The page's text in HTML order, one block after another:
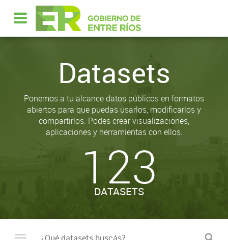
Datasets
Ponemos a tu alcance datos públicos en formatos
abiertos para que puedas usarlos, modificarlos y
compartirlos. Podes crear visualizaciones,
aplicaciones y herramientas con ellos.
123
DATASETS